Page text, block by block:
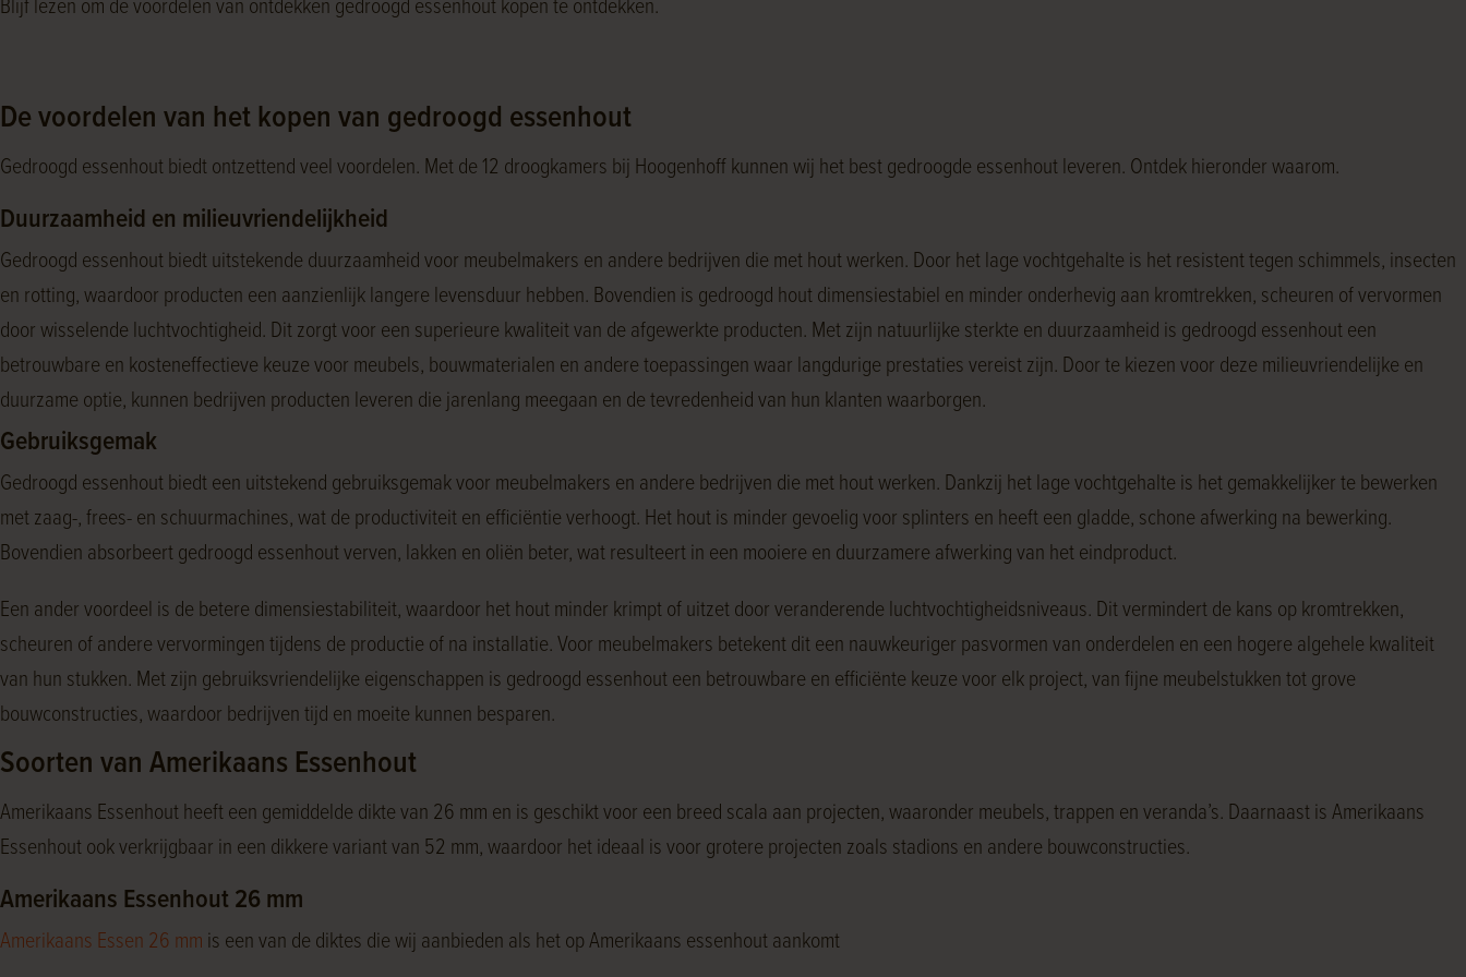
Blijf lezen om de voordelen van ontdekken gedroogd essenhout kopen te ontdekken.
De voordelen van het kopen van gedroogd essenhout
Gedroogd essenhout biedt ontzettend veel voordelen. Met de 12 droogkamers bij Hoogenhoff kunnen wij het best gedroogde essenhout leveren. Ontdek hieronder waarom.
Duurzaamheid en milieuvriendelijkheid
Gedroogd essenhout biedt uitstekende duurzaamheid voor meubelmakers en andere bedrijven die met hout werken. Door het lage vochtgehalte is het resistent tegen schimmels, insecten
en rotting, waardoor producten een aanzienlijk langere levensduur hebben. Bovendien is gedroogd hout dimensiestabiel en minder onderhevig aan kromtrekken, scheuren of vervormen
door wisselende luchtvochtigheid. Dit zorgt voor een superieure kwaliteit van de afgewerkte producten. Met zijn natuurlijke sterkte en duurzaamheid is gedroogd essenhout een
betrouwbare en kosteneffectieve keuze voor meubels, bouwmaterialen en andere toepassingen waar langdurige prestaties vereist zijn. Door te kiezen voor deze milieuvriendelijke en
duurzame optie, kunnen bedrijven producten leveren die jarenlang meegaan en de tevredenheid van hun klanten waarborgen.
Gebruiksgemak
Gedroogd essenhout biedt een uitstekend gebruiksgemak voor meubelmakers en andere bedrijven die met hout werken. Dankzij het lage vochtgehalte is het gemakkelijker te bewerken
met zaag-, frees- en schuurmachines, wat de productiviteit en efficiëntie verhoogt. Het hout is minder gevoelig voor splinters en heeft een gladde, schone afwerking na bewerking.
Bovendien absorbeert gedroogd essenhout verven, lakken en oliën beter, wat resulteert in een mooiere en duurzamere afwerking van het eindproduct.
Een ander voordeel is de betere dimensiestabiliteit, waardoor het hout minder krimpt of uitzet door veranderende luchtvochtigheidsniveaus. Dit vermindert de kans op kromtrekken,
scheuren of andere vervormingen tijdens de productie of na installatie. Voor meubelmakers betekent dit een nauwkeuriger pasvormen van onderdelen en een hogere algehele kwaliteit
van hun stukken. Met zijn gebruiksvriendelijke eigenschappen is gedroogd essenhout een betrouwbare en efficiënte keuze voor elk project, van fijne meubelstukken tot grove
bouwconstructies, waardoor bedrijven tijd en moeite kunnen besparen.
Soorten van Amerikaans Essenhout
Amerikaans Essenhout heeft een gemiddelde dikte van 26 mm en is geschikt voor een breed scala aan projecten, waaronder meubels, trappen en veranda’s. Daarnaast is Amerikaans
Essenhout ook verkrijgbaar in een dikkere variant van 52 mm, waardoor het ideaal is voor grotere projecten zoals stadions en andere bouwconstructies.
Amerikaans Essenhout 26 mm
Amerikaans Essen 26 mm is een van de diktes die wij aanbieden als het op Amerikaans essenhout aankomt